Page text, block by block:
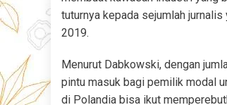
tuturnya kepada sejumlah
2019.
Menurut Dabkowski, dengan
pintu masuk bagi pemilik modal
di Polandia bisa ikut